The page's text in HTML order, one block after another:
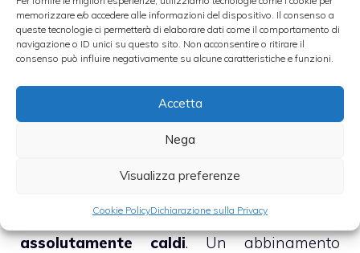
memorizzare e/o accedere alle informazioni del dispositivo. Il consenso a
queste tecnologie ci permetterà di elaborare dati come il comportamento di
navigazione o ID unici su questo sito. Non acconsentire o ritirare il
consenso può influire negativamente su alcune caratteristiche e funzioni.
Accetta
Nega
Visualizza preferenze
Cookie PolicyDichiarazione sulla Privacy
sfumare con un po` di vino bianco. Una
volta tolti dal fuoco i saltimbocca, preparare
la salsetta, che andrà poi versata sopra gli
stessi saltimbocca appena prima di servirli.
Nella stessa padella dove sono stati cotti i
saltimbocca, versare un po` di olio e di
saltimbocca e portare in tavola
assolutamente caldi. Un abbinamento